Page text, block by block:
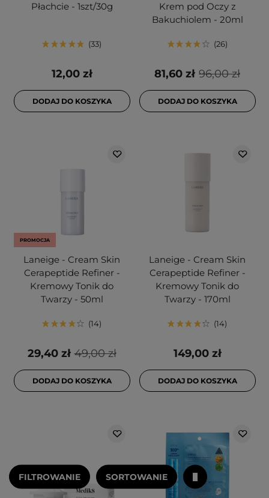
Płachcie - 1szt/30g
33
12,00 zł
DODAJ DO KOSZYKA
Krem pod Oczy z
Bakuchiolem - 20ml
26
96,00 zł
81,60 zł
DODAJ DO KOSZYKA
PROMOCJA
Laneige - Cream Skin
Cerapeptide Refiner -
Kremowy Tonik do
Twarzy - 50ml
14
49,00 zł
29,40 zł
DODAJ DO KOSZYKA
Laneige - Cream Skin
Cerapeptide Refiner -
Kremowy Tonik do
Twarzy - 170ml
14
149,00 zł
DODAJ DO KOSZYKA
FILTROWANIE SORTOWANIE